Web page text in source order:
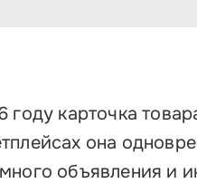
году карточка
она
объявления и